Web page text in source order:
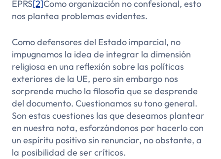
EPRS[2]Como organización no confesional, esto
nos plantea problemas evidentes.
Como defensores del Estado imparcial, no
impugnamos la idea de integrar la dimensión
religiosa en una reflexión sobre las políticas
exteriores de la UE, pero sin embargo nos
sorprende mucho la filosofía que se desprende
del documento. Cuestionamos su tono general.
Son estas cuestiones las que deseamos plantear
en nuestra nota, esforzándonos por hacerlo con
un espíritu positivo sin renunciar, no obstante, a
la posibilidad de ser críticos.